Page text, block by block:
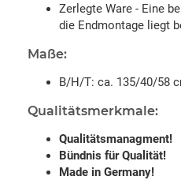
Zerlegte Ware - Eine
die Endmontage liegt
Maße:
B/H/T: ca. 135/40/58
Qualitätsmerkmale:
Qualitätsmanagment!
Bündnis für Qualität!
Made in Germany!